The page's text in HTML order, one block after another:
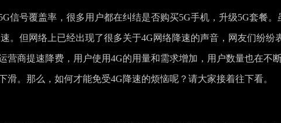
信号覆盖率，很多用户都在纠结是否购买5G手机，升级5G套餐。
。但网络上已经出现了很多关于4G网络降速的声音，网友们纷纷
营商提速降费，用户使用4G的用量和需求增加，用户数量也在不
。那么，如何才能免受4G降速的烦恼呢？请大家接着往下看。